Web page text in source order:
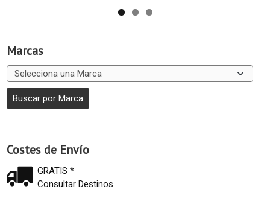
Marcas
Costes de Envío
GRATIS *
Consultar Destinos